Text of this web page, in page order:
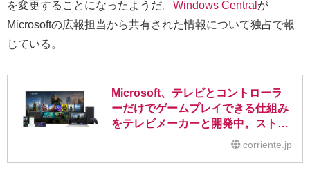
を変更することになったようだ。 Windows Central が
Microsoftの広報担当から共有された情報について独占で報
じている。
Microsoft、テレビとコントローラ
ーだけでゲームプレイできる仕組み
をテレビメーカーと開発中。ストリ
corriente.jp